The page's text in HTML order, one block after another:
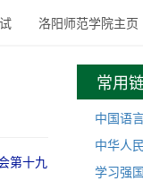
洛阳师范学院主页
第十九
常用
中国语
中华人
学习强